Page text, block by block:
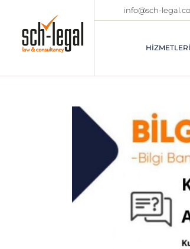
info@sch-